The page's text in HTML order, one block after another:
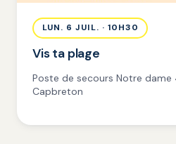
LUN. 6 JUIL. · 10H30
Vis ta plage
Poste de secours Notre dame
Capbreton